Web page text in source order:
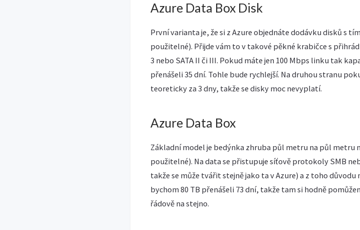
Azure Data Box Disk
První varianta je, že si z Azure objednáte dodávku disků s
použitelné). Přijde vám to v takové pěkné krabičce s
3 nebo SATA II či III. Pokud máte jen 100 Mbps linku tak
přenášeli 35 dní. Tohle bude rychlejší. Na druhou stranu
teoreticky za 3 dny, takže se disky moc nevyplatí.
Azure Data Box
Základní model je bedýnka zhruba půl metru na půl metru
použitelné). Na data se přistupuje síťově protokoly SMB
takže se může tvářit stejně jako ta v Azure) a z toho důvodu
bychom 80 TB přenášeli 73 dní, takže tam si hodně
řádově na stejno.